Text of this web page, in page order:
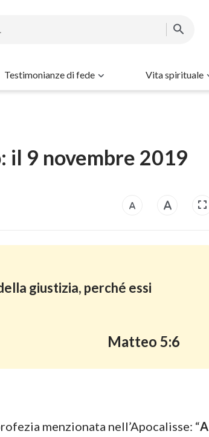
Testimonianze di fede Vita spirituale
il 9 novembre 2019
giustizia, perché essi
Matteo 5:6
menzionata nell’Apocalisse: “A